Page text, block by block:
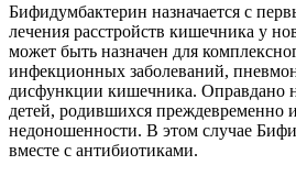
Бифидумбактерин назначается с
лечения расстройств кишечника у
может быть назначен для
инфекционных заболеваний,
дисфункции кишечника. Оправдано
детей, родившихся преждевременно
недоношенности. В этом случае
вместе с антибиотиками.